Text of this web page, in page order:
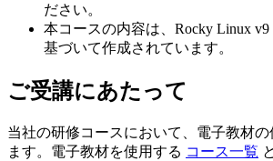
ださい。
本コースの内容は、Rocky Linux
基づいて作成されています。
ご受講にあたって
当社の研修コースにおいて、電子教材の
ます。電子教材を使用する コース一覧